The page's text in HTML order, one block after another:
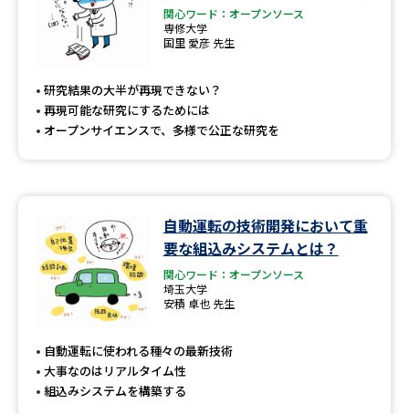
デジタルパンフレット 進路の３択
新学年スタート号特集ページ
新学年スタート号特集ページ
SELFBRAND特集ページ
来場型・Web型イベント特集 夢ナビライブ
志望校・出願校を調べる
関心ワード：オープンソース
専修大学
国里 愛彦 先生
研究結果の大半が再現できない？
再現可能な研究にするためには
オープンサイエンスで、多様で公正な研究を
自動運転の技術開発において重
要な組込みシステムとは？
関心ワード：オープンソース
埼玉大学
安積 卓也 先生
自動運転に使われる種々の最新技術
大事なのはリアルタイム性
組込みシステムを構築する